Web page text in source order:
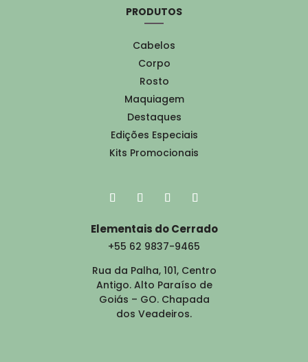
PRODUTOS
Cabelos
Corpo
Rosto
Maquiagem
Destaques
Edições Especiais
Kits Promocionais
Elementais do Cerrado
+55 62 9837-9465
Rua da Palha, 101, Centro
Antigo. Alto Paraíso de
Goiás – GO. Chapada
dos Veadeiros.